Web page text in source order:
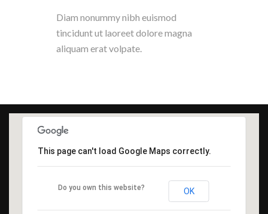
Diam nonummy nibh euismod
tincidunt ut laoreet dolore magna
aliquam erat volpate.
This page can't load Google Maps correctly.
Do you own this website? OK